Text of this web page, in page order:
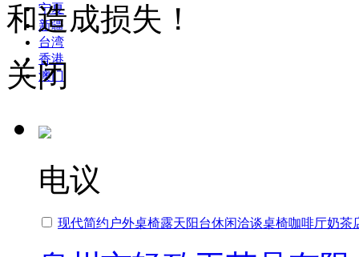
宁夏
新疆
台湾
香港
澳门
和造成损失！
关闭
电议
现代简约户外桌椅露天阳台休闲洽谈桌椅咖啡厅奶茶